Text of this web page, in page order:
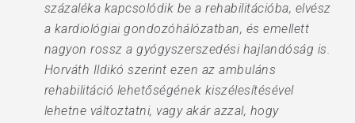
százaléka kapcsolódik be a rehabilitációba, elvész
a kardiológiai gondozóhálózatban, és emellett
nagyon rossz a gyógyszerszedési hajlandóság is.
Horváth Ildikó szerint ezen az ambuláns
rehabilitáció lehetőségének kiszélesítésével
lehetne változtatni, vagy akár azzal, hogy